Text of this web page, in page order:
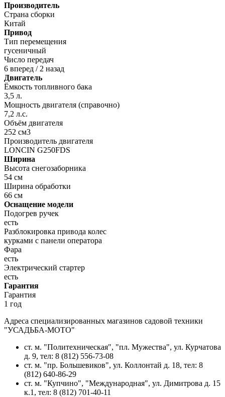
Производитель
Страна сборки
Китай
Привод
Тип перемещения
гусеничный
Число передач
6 вперед / 2 назад
Двигатель
Ёмкость топливного бака
3,5 л.
Мощность двигателя (справочно)
7,2 л.с.
Объём двигателя
252 см3
Производитель двигателя
LONCIN G250FDS
Ширина
Высота снегозаборника
54 см
Ширина обработки
66 см
Оснащение модели
Подогрев ручек
есть
Разблокировка привода колес
курками с панели оператора
Фара
есть
Электрический стартер
есть
Гарантия
Гарантия
1 год
Адреса специализированных магазинов садовой техники
"УСАДЬБА-МОТО"
ст. м. "Политехническая", "пл. Мужества", ул. Курчатова
д. 9, тел: 8 (812) 556-73-08
ст. м. "пр. Большевиков", ул. Коллонтай д. 18, тел: 8
(812) 640-86-29
ст. м. "Купчино", "Международная", ул. Димитрова д. 15
к.1 , тел: 8 (812) 701-40-11